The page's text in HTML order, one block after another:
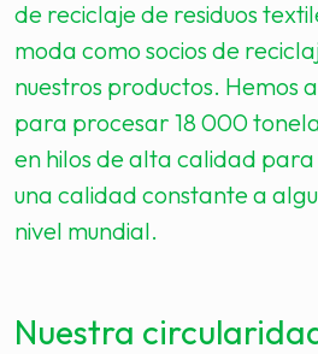
de reciclaje de residuos
moda como socios de
nuestros productos. Hemos
para procesar 18 000
en hilos de alta calidad
una calidad constante a
nivel mundial.
Nuestra